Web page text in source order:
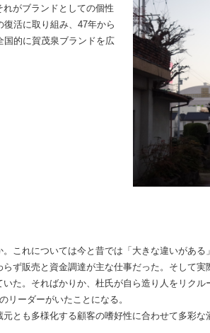
がブランドとしての個性
活に取り組み、47年から
国的に賀茂泉ブランドを広
これについては今と昔では「大きな違いがある
ず販売と資金調達が主な仕事だった。そして
た。そればかりか、杜氏が自ら造り人をリク
リーダーがいたことになる。
とも多様化する顧客の嗜好性に合わせて多彩